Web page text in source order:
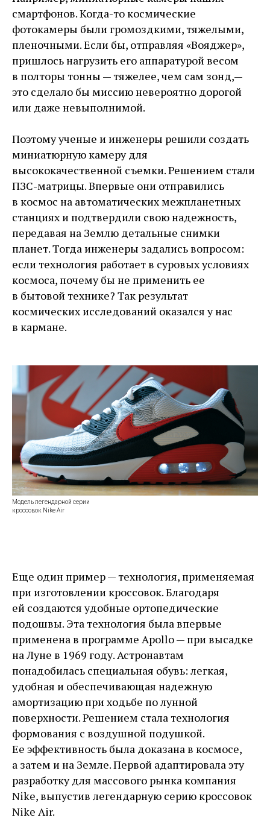
смартфонов. Когда-то космические
фотокамеры были громоздкими, тяжелыми,
пленочными. Если бы, отправляя «Вояджер»,
пришлось нагрузить его аппаратурой весом
в полторы тонны — ​тяжелее, чем сам зонд, — ​
это сделало бы миссию невероятно дорогой
или даже невыполнимой.
Поэтому ученые и инженеры решили создать
миниатюрную камеру для
высококачественной съемки. Решением стали
ПЗС-матрицы. Впервые они отправились
в космос на автоматических межпланетных
станциях и подтвердили свою надежность,
передавая на Землю детальные снимки
планет. Тогда инженеры задались вопросом:
если технология работает в суровых условиях
космоса, почему бы не применить ее
в бытовой технике? Так результат
космических исследований оказался у нас
в кармане.
Модель легендарной серии
кроссовок Nike Air
Еще один пример — ​технология, применяемая
при изготовлении кроссовок. Благодаря
ей создаются удобные ортопедические
подошвы. Эта технология была впервые
применена в программе Apollo — ​при высадке
на Луне в 1969 году. Астронавтам
понадобилась специальная обувь: легкая,
удобная и обеспечивающая надежную
амортизацию при ходьбе по лунной
поверхности. Решением стала технология
формования с воздушной подушкой.
Ее эффективность была доказана в космосе,
а затем и на Земле. Первой адаптировала эту
разработку для массового рынка компания
Nike, выпустив легендарную серию кроссовок
Nike Air.